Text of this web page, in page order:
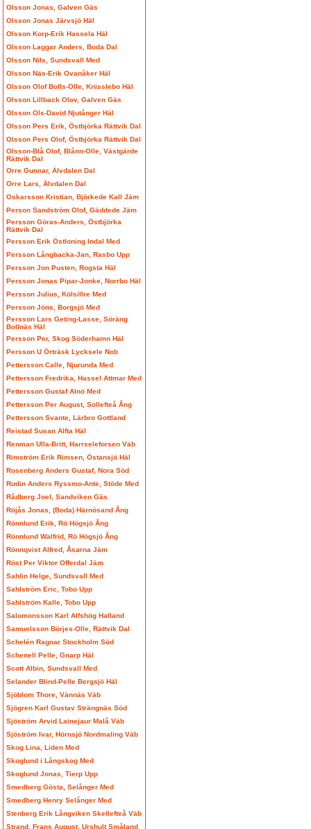
Olsson Jonas, Galven Gäs
Olsson Jonas Järvsjö Häl
Olsson Korp-Erik Hassela Häl
Olsson Laggar Anders, Boda Dal
Olsson Nils, Sundsvall Med
Olsson Näs-Erik Ovanåker Häl
Olsson Olof Bolls-Olle, Knisslebo Häl
Olsson Lillback Olov, Galven Gäs
Olsson Ols-David Njutånger Häl
Olsson Pers Erik, Östbjörka Rättvik Dal
Olsson Pers Olof, Östbjörka Rättvik Dal
Olsson-Blå Olof, Blånn-Olle, Västgärde
Rättvik Dal
Orre Gunnar, Älvdalen Dal
Orre Lars, Älvdalen Dal
Oskarsson Kristian, Björkede Kall Jäm
Person Sandström Olof, Gäddede Jäm
Persson Göras-Anders, Östbjörka
Rättvik Dal
Persson Erik Östloning Indal Med
Persson Långbacka-Jan, Rasbo Upp
Persson Jon Pusten, Rogsta Häl
Persson Jonas Pipar-Jonke, Norrbo Häl
Persson Julius, Kölsillre Med
Persson Jöns, Borgsjö Med
Persson Lars Geting-Lasse, Söräng
Bollnäs Häl
Persson Per, Skog Söderhamn Häl
Persson U Örträsk Lycksele Nob
Pettersson Calle, Njurunda Med
Pettersson Fredrika, Hassel Attmar Med
Pettersson Gustaf Alnö Med
Pettersson Per August, Sollefteå Ång
Pettersson Svante, Lärbro Gottland
Reistad Susan Alfta Häl
Renman Ulla-Britt, Harrseleforsen Väb
Rimström Erik Rimsen, Östansjö Häl
Rosenberg Anders Gustaf, Nora Söd
Rudin Anders Ryssmo-Ante, Stöde Med
Rådberg Joel, Sandviken Gäs
Röjås Jonas, (Boda) Härnösand Ång
Rönnlund Erik, Rö Högsjö Ång
Rönnlund Walfrid, Rö Högsjö Ång
Rönnqvist Alfred, Åsarna Jäm
Röst Per Viktor Offerdal Jäm
Sahlin Helge, Sundsvall Med
Sahlström Eric, Tobo Upp
Sahlström Kalle, Tobo Upp
Salomonsson Karl Alfshög Halland
Samuelsson Börjes-Olle, Rättvik Dal
Schelén Ragnar Stockholm Söd
Schenell Pelle, Gnarp Häl
Scott Albin, Sundsvall Med
Selander Blind-Pelle Bergsjö Häl
Sjöblom Thore, Vännäs Väb
Sjögren Karl Gustav Strängnäs Söd
Sjöström Arvid Lainejaur Malå Väb
Sjöström Ivar, Hörnsjö Nordmaling Väb
Skog Lina, Liden Med
Skoglund i Långskog Med
Skoglund Jonas, Tierp Upp
Smedberg Gösta, Selånger Med
Smedberg Henry Selånger Med
Stenberg Erik Långviken Skellefteå Väb
Strand, Frans August, Urshult Småland